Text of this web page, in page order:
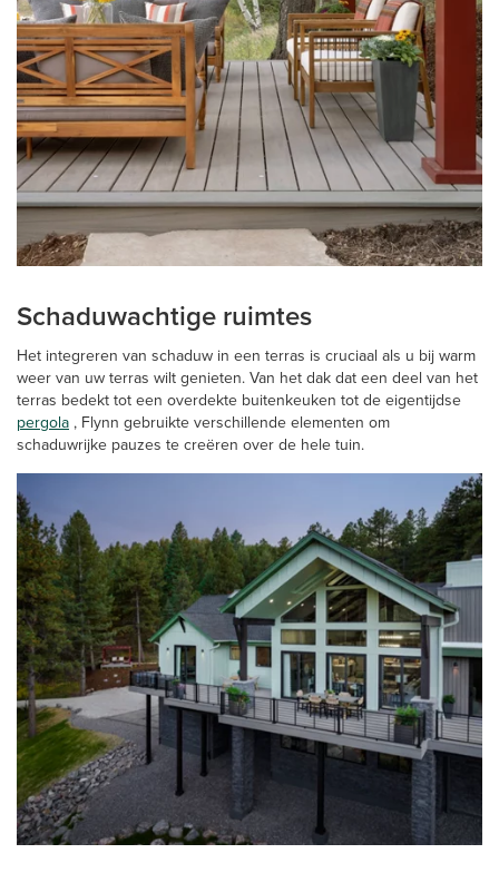
Schaduwachtige ruimtes
Het integreren van schaduw in een terras is cruciaal als u bij warm
weer van uw terras wilt genieten. Van het dak dat een deel van het
terras bedekt tot een overdekte buitenkeuken tot de eigentijdse
pergola , Flynn gebruikte verschillende elementen om
schaduwrijke pauzes te creëren over de hele tuin.